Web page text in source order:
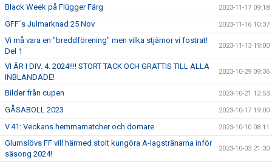
Black Week på Flügger Färg 2023-11-17 09:18
GFF´s Julmarknad 25 Nov 2023-11-16 10:37
Vi må vara en "breddförening" men vilka stjärnor vi fostrat!
Del 1
2023-11-13 19:00
VI ÄR I DIV. 4. 2024!!!! STORT TACK OCH GRATTIS TILL ALLA
INBLANDADE!
2023-10-29 09:36
Bilder från cupen 2023-10-21 12:53
GÅSABOLL 2023 2023-10-17 19:00
V.41: Veckans hemmamatcher och domare 2023-10-10 08:11
Glumslövs FF vill härmed stolt kungöra A-lagstränarna inför
säsong 2024!
2023-10-03 21:30